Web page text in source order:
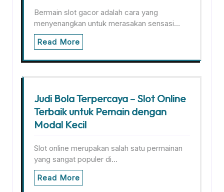
Bermain slot gacor adalah cara yang
menyenangkan untuk merasakan sensasi…
Read More
Judi Bola Terpercaya – Slot Online
Terbaik untuk Pemain dengan
Modal Kecil
Slot online merupakan salah satu permainan
yang sangat populer di…
Read More